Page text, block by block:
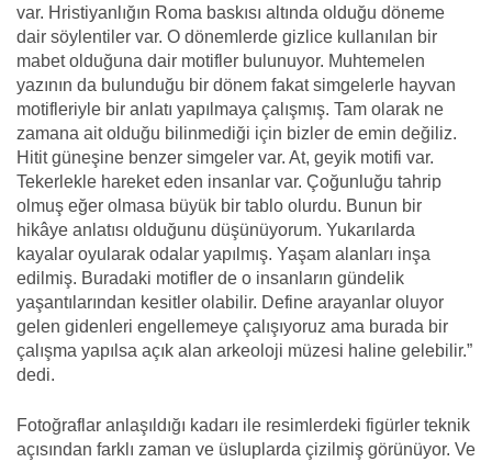
var. Hristiyanlığın Roma baskısı altında olduğu döneme
dair söylentiler var. O dönemlerde gizlice kullanılan bir
mabet olduğuna dair motifler bulunuyor. Muhtemelen
yazının da bulunduğu bir dönem fakat simgelerle hayvan
motifleriyle bir anlatı yapılmaya çalışmış. Tam olarak ne
zamana ait olduğu bilinmediği için bizler de emin değiliz.
Hitit güneşine benzer simgeler var. At, geyik motifi var.
Tekerlekle hareket eden insanlar var. Çoğunluğu tahrip
olmuş eğer olmasa büyük bir tablo olurdu. Bunun bir
hikâye anlatısı olduğunu düşünüyorum. Yukarılarda
kayalar oyularak odalar yapılmış. Yaşam alanları inşa
edilmiş. Buradaki motifler de o insanların gündelik
yaşantılarından kesitler olabilir. Define arayanlar oluyor
gelen gidenleri engellemeye çalışıyoruz ama burada bir
çalışma yapılsa açık alan arkeoloji müzesi haline gelebilir.”
dedi.
Fotoğraflar anlaşıldığı kadarı ile resimlerdeki figürler teknik
açısından farklı zaman ve üsluplarda çizilmiş görünüyor. Ve